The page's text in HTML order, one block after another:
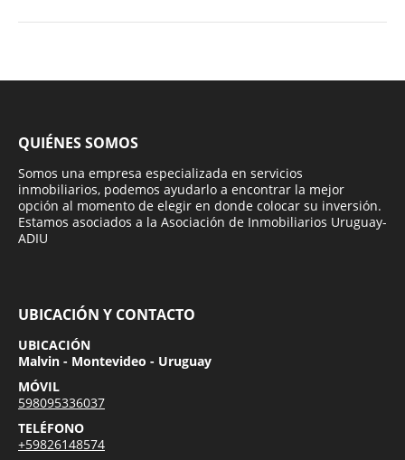
QUIÉNES SOMOS
Somos una empresa especializada en servicios
inmobiliarios, podemos ayudarlo a encontrar la mejor
opción al momento de elegir en donde colocar su inversión.
Estamos asociados a la Asociación de Inmobiliarios Uruguay-
ADIU
UBICACIÓN Y CONTACTO
UBICACIÓN
Malvin - Montevideo - Uruguay
MÓVIL
598095336037
TELÉFONO
+59826148574